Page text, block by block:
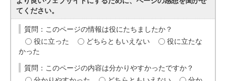
てください。
質問：このページの情報は役にたちましたか？
役に立った
どちらともいえない
役に立たな
かった
質問：このページの内容は分かりやすかったですか？